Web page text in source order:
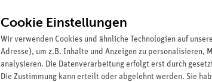
Cookie Einstellungen
Wir verwenden Cookies und ähnliche Technologien auf
Adresse), um z.B. Inhalte und Anzeigen zu
analysieren. Die Datenverarbeitung erfolgt erst durch
Die Zustimmung kann erteilt oder abgelehnt werden. Sie